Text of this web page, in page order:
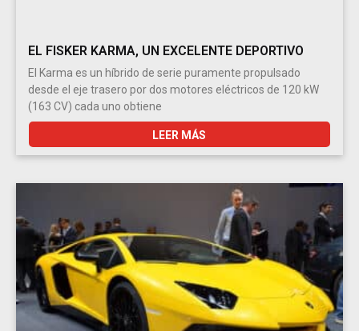
EL FISKER KARMA, UN EXCELENTE DEPORTIVO
El Karma es un híbrido de serie puramente propulsado
desde el eje trasero por dos motores eléctricos de 120 kW
(163 CV) cada uno obtiene
LEER MÁS